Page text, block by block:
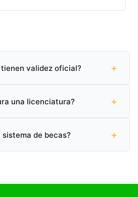
validez oficial? +
de Educación Pública) en
una licenciatura? +
o completarla en el
de becas? +